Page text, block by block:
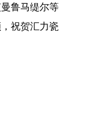
鲁马缇尔等
祝贺汇力瓷